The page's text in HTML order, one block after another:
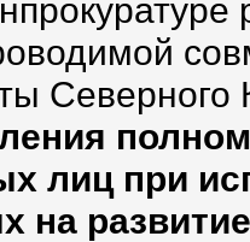
Северного
лиц при
на